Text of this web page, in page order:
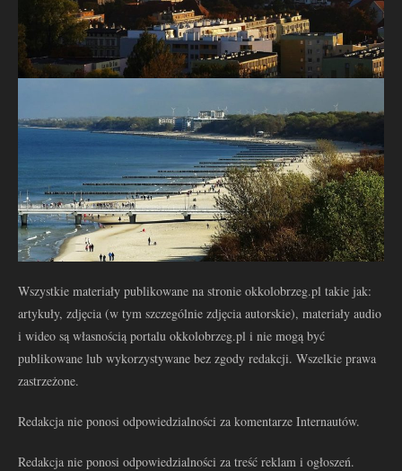
Wszystkie materiały publikowane na stronie okkolobrzeg.pl takie jak:
artykuły, zdjęcia (w tym szczególnie zdjęcia autorskie), materiały audio
i wideo są własnością portalu okkolobrzeg.pl i nie mogą być
publikowane lub wykorzystywane bez zgody redakcji. Wszelkie prawa
zastrzeżone.
Redakcja nie ponosi odpowiedzialności za komentarze Internautów.
Redakcja nie ponosi odpowiedzialności za treść reklam i ogłoszeń.